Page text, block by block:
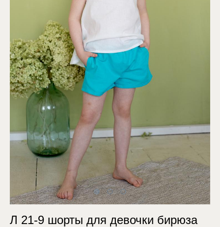
Л 21-9 шорты для девочки бирюза